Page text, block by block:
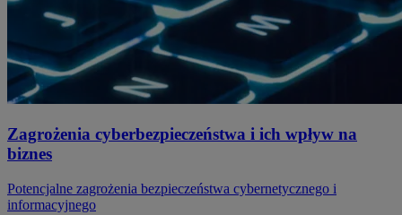
Zagrożenia cyberbezpieczeństwa i ich wpływ na
biznes
Potencjalne zagrożenia bezpieczeństwa cybernetycznego i
informacyjnego